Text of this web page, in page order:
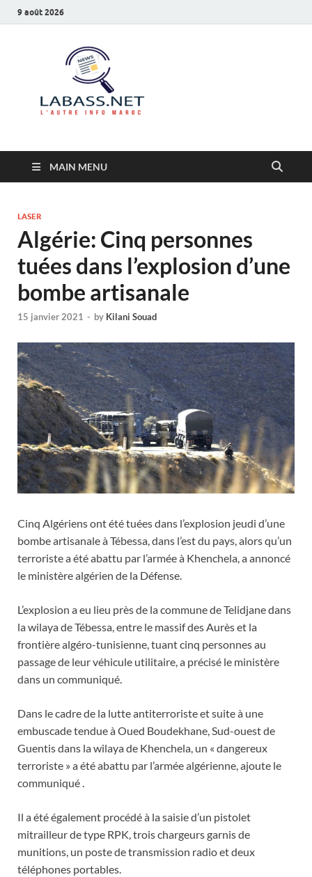
9 août 2026
MAIN MENU
LASER
Algérie: Cinq personnes
tuées dans l’explosion d’une
bombe artisanale
15 janvier 2021 - by Kilani Souad
Cinq Algériens ont été tuées dans l’explosion jeudi d’une
bombe artisanale à Tébessa, dans l’est du pays, alors qu’un
terroriste a été abattu par l’armée à Khenchela, a annoncé
le ministère algérien de la Défense.
L’explosion a eu lieu près de la commune de Telidjane dans
la wilaya de Tébessa, entre le massif des Aurès et la
frontière algéro-tunisienne, tuant cinq personnes au
passage de leur véhicule utilitaire, a précisé le ministère
dans un communiqué.
Dans le cadre de la lutte antiterroriste et suite à une
embuscade tendue à Oued Boudekhane, Sud-ouest de
Guentis dans la wilaya de Khenchela, un « dangereux
terroriste » a été abattu par l’armée algérienne, ajoute le
communiqué .
Il a été également procédé à la saisie d’un pistolet
mitrailleur de type RPK, trois chargeurs garnis de
munitions, un poste de transmission radio et deux
téléphones portables.